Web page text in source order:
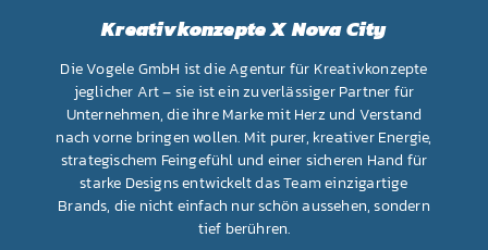
Kreativkonzepte X Nova City
Die Vogele GmbH ist die Agentur für Kreativkonzepte
jeglicher Art – sie ist ein zuverlässiger Partner für
Unternehmen, die ihre Marke mit Herz und Verstand
nach vorne bringen wollen. Mit purer, kreativer Energie,
strategischem Feingefühl und einer sicheren Hand für
starke Designs entwickelt das Team einzigartige
Brands, die nicht einfach nur schön aussehen, sondern
tief berühren.